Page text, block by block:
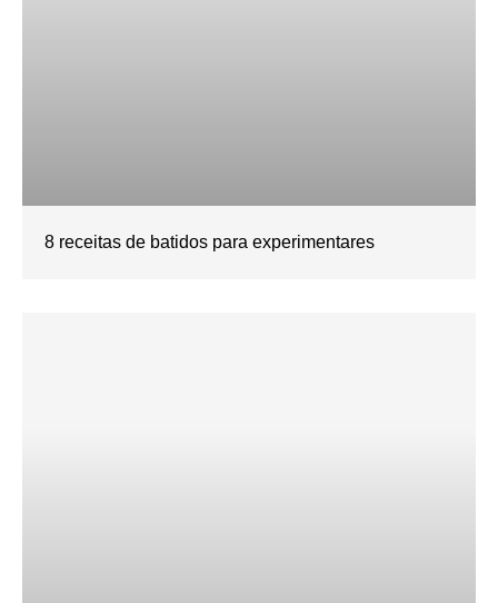
8 receitas de batidos para experimentares